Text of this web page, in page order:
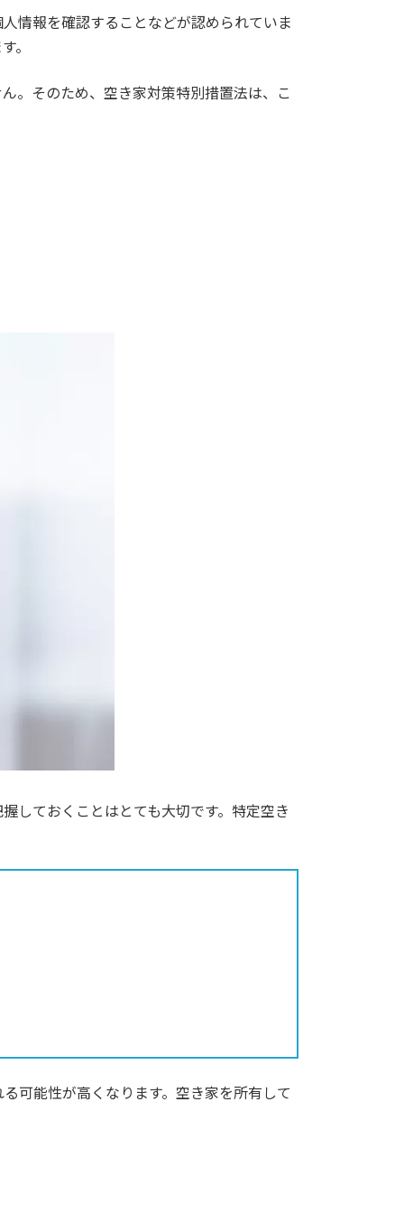
情報を確認することなどが認められていま
。
。そのため、空き家対策特別措置法は、こ
しておくことはとても大切です。特定空き
可能性が高くなります。空き家を所有して